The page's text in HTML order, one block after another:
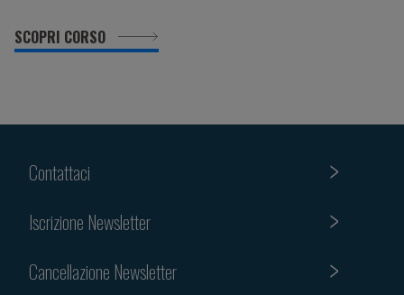
SCOPRI CORSO
Contattaci
Iscrizione Newsletter
Cancellazione Newsletter